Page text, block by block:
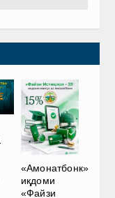
«Амонатбонк»
иқдоми
«Файзи